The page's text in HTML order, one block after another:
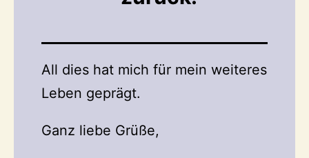
All dies hat mich für mein weiteres
Leben geprägt.
Ganz liebe Grüße,